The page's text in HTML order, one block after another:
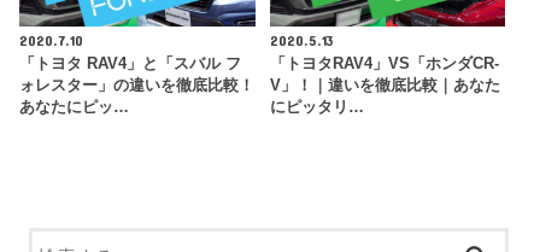
2020.7.10
「トヨタ RAV4」と「スバル フ
ォレスター」の違いを徹底比較！
あなたにピッ…
2020.5.13
「トヨタRAV4」VS「ホンダCR-
V」！｜違いを徹底比較｜あなた
にピッタリ…